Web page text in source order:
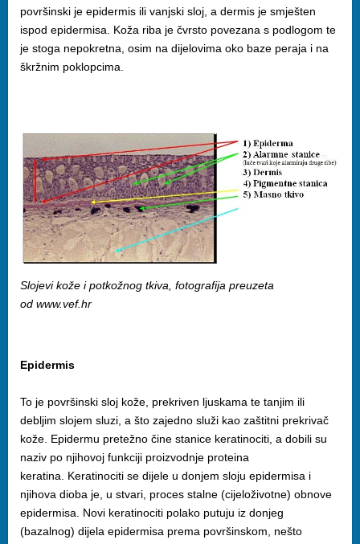
površinski je epidermis ili vanjski sloj, a dermis je smješten
ispod epidermisa. Koža riba je čvrsto povezana s podlogom te
je stoga nepokretna, osim na dijelovima oko baze peraja i na
škržnim poklopcima.
Slojevi kože i potkožnog tkiva, fotografija preuzeta
od www.vef.hr
Epidermis
To je površinski sloj kože, prekriven ljuskama te tanjim ili
debljim slojem sluzi, a što zajedno služi kao zaštitni prekrivač
kože. Epidermu pretežno čine stanice keratinociti, a dobili su
naziv po njihovoj funkciji proizvodnje proteina
keratina. Keratinociti se dijele u donjem sloju epidermisa i
njihova dioba je, u stvari, proces stalne (cijeloživotne) obnove
epidermisa. Novi keratinociti polako putuju iz donjeg
(bazalnog) dijela epidermisa prema površinskom, nešto